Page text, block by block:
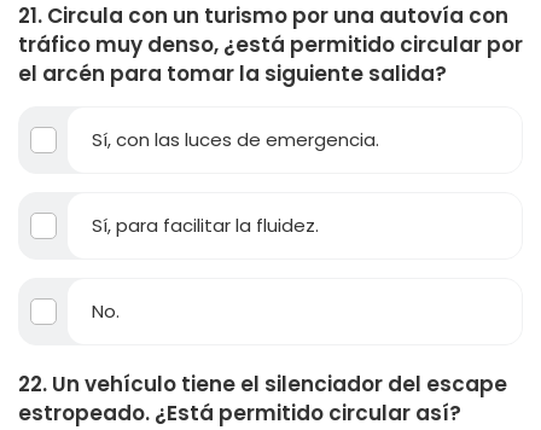
21. Circula con un turismo por una autovía con
tráfico muy denso, ¿está permitido circular por
el arcén para tomar la siguiente salida?
Sí, con las luces de emergencia.
Sí, para facilitar la fluidez.
No.
22. Un vehículo tiene el silenciador del escape
estropeado. ¿Está permitido circular así?